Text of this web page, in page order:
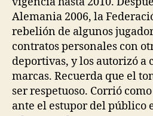
Alemania 2006, la
rebelión de algunos
contratos personales con
deportivas, y los autorizó a
marcas. Recuerda que el
ser respetuoso. Corrió
ante el estupor del público